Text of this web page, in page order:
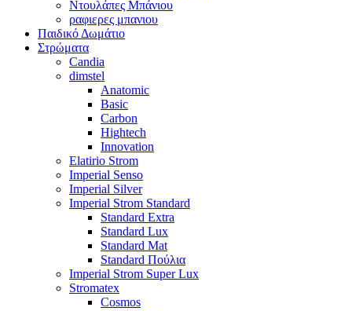
Ντουλάπες Μπάνιου
ραφιερες μπανιου
Παιδικό Δωμάτιο
Στρώματα
Candia
dimstel
Anatomic
Basic
Carbon
Hightech
Innovation
Elatirio Strom
Imperial Senso
Imperial Silver
Imperial Strom Standard
Standard Extra
Standard Lux
Standard Mat
Standard Πούλια
Imperial Strom Super Lux
Stromatex
Cosmos